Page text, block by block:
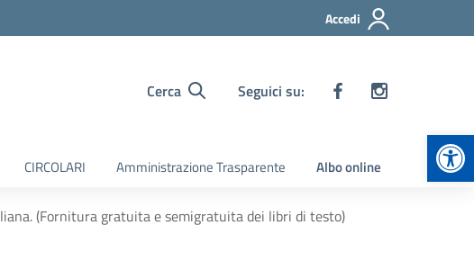
Accedi
Cerca Seguici su:
CIRCOLARI Amministrazione Trasparente Albo online
(Fornitura gratuita e semigratuita dei libri di testo)